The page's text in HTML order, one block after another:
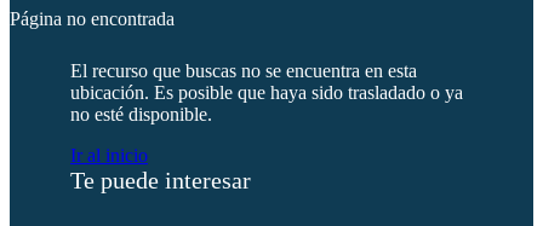
Página no encontrada
El recurso que buscas no se encuentra en esta
ubicación. Es posible que haya sido trasladado o ya
no esté disponible.
Ir al inicio
Te puede interesar